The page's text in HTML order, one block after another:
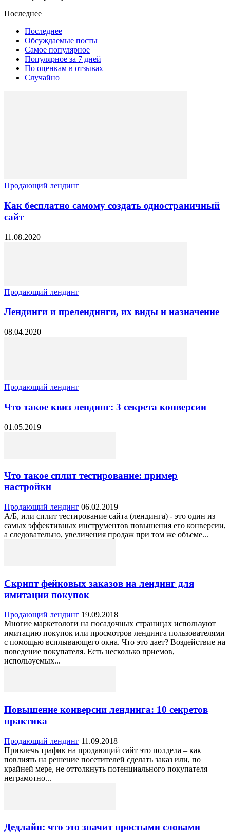
Последнее
Последнее
Обсуждаемые посты
Самое популярное
Популярное за 7 дней
По оценкам в отзывах
Случайно
Продающий лендинг
Как бесплатно самому создать одностраничный
сайт
11.08.2020
Продающий лендинг
Лендинги и прелендинги, их виды и назначение
08.04.2020
Продающий лендинг
Что такое квиз лендинг: 3 секрета конверсии
01.05.2019
Что такое сплит тестирование: пример
настройки
Продающий лендинг 06.02.2019
А/Б, или сплит тестирование сайта (лендинга) - это один из
самых эффективных инструментов повышения его конверсии,
а следовательно, увеличения продаж при том же объеме...
Скрипт фейковых заказов на лендинг для
имитации покупок
Продающий лендинг 19.09.2018
Многие маркетологи на посадочных страницах используют
имитацию покупок или просмотров лендинга пользователями
с помощью всплывающего окна. Что это дает? Воздействие на
поведение покупателя. Есть несколько приемов,
используемых...
Повышение конверсии лендинга: 10 секретов
практика
Продающий лендинг 11.09.2018
Привлечь трафик на продающий сайт это полдела – как
повлиять на решение посетителей сделать заказ или, по
крайней мере, не оттолкнуть потенциального покупателя
неграмотно...
Дедлайн: что это значит простыми словами